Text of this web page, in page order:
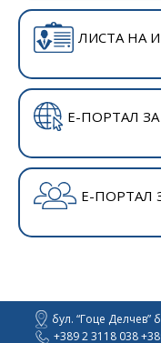
ЛИСТА НА
Е-ПОРТАЛ
Е-ПОРТАЛ
бул. “Гоце Делчев”
+389 2 3118 038